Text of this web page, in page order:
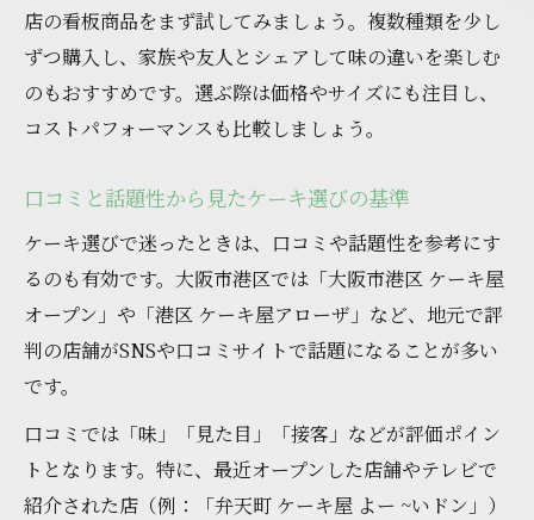
店の看板商品をまず試してみましょう。複数種類を少し
ずつ購入し、家族や友人とシェアして味の違いを楽しむ
のもおすすめです。選ぶ際は価格やサイズにも注目し、
コストパフォーマンスも比較しましょう。
口コミと話題性から見たケーキ選びの基準
ケーキ選びで迷ったときは、口コミや話題性を参考にす
るのも有効です。大阪市港区では「大阪市港区 ケーキ屋
オープン」や「港区 ケーキ屋アローザ」など、地元で評
判の店舗がSNSや口コミサイトで話題になることが多い
です。
口コミでは「味」「見た目」「接客」などが評価ポイン
トとなります。特に、最近オープンした店舗やテレビで
紹介された店（例：「弁天町 ケーキ屋 よー ~いドン」）